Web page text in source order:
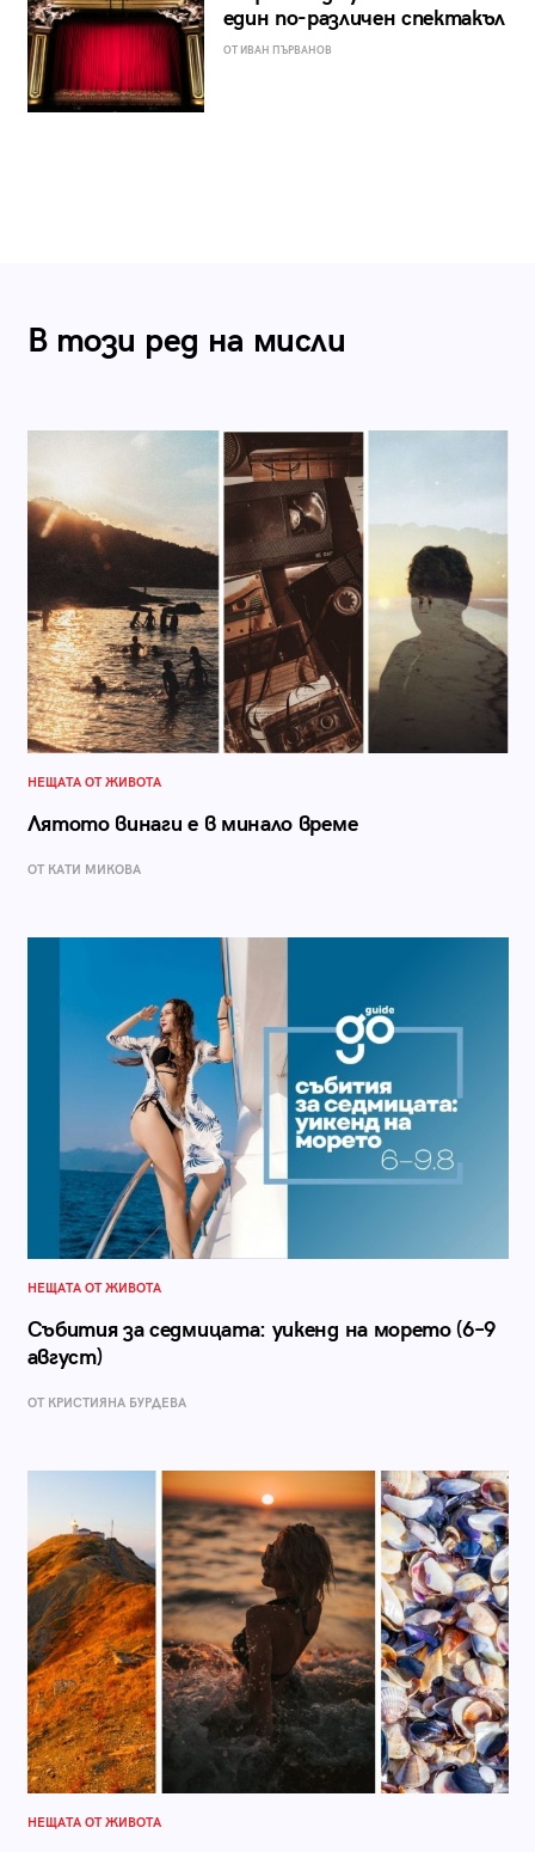
един по-различен спектакъл
ОТ ИВАН ПЪРВАНОВ
В този ред на мисли
НЕЩАТА ОТ ЖИВОТА
Лятото винаги е в минало време
ОТ КАТИ МИКОВА
НЕЩАТА ОТ ЖИВОТА
Събития за седмицата: уикенд на морето (6–9
август)
ОТ КРИСТИЯНА БУРДЕВА
НЕЩАТА ОТ ЖИВОТА